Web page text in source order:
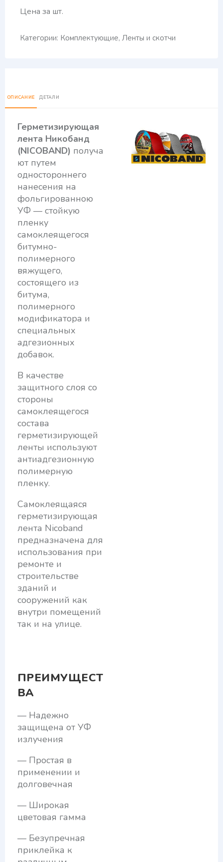
Цена за шт.
Категории: Комплектующие, Ленты и скотчи
ОПИСАНИЕ ДЕТАЛИ
Герметизирующая
лента Никобaнд
(NICOBAND) получа
ют путем
одностороннего
нанесения на
фольгированною
УФ — стойкую
пленку
самоклеящегося
битумно-
полимерного
вяжущего,
состоящего из
битума,
полимерного
модификатора и
специальных
адгезионных
добавок.
В качестве
защитного слоя со
стороны
самоклеящегося
состава
герметизирующей
ленты используют
антиадгезионную
полимерную
пленку.
Самоклеящаяся
герметизирующая
лента Nicoband
предназначена для
использования при
ремонте и
строительстве
зданий и
сооружений как
внутри помещений
так и на улице.
ПРЕИМУЩЕСТ
ВА
— Надежно
защищена от УФ
излучения
— Простая в
применении и
долговечная
— Широкая
цветовая гамма
— Безупречная
приклейка к